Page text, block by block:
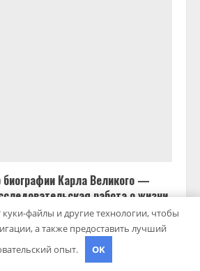
Карла Великого —
работа о жизни
Средневековья
апреля 2021
куки-файлы и другие технологии, чтобы
а также предоставить лучший
опыт.
OK